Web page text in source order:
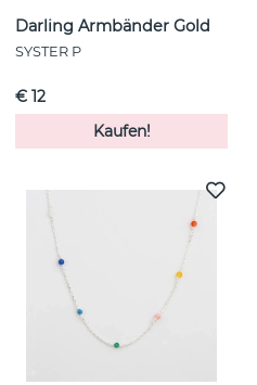
Darling Armbänder Gold
SYSTER P
€ 12
Kaufen!